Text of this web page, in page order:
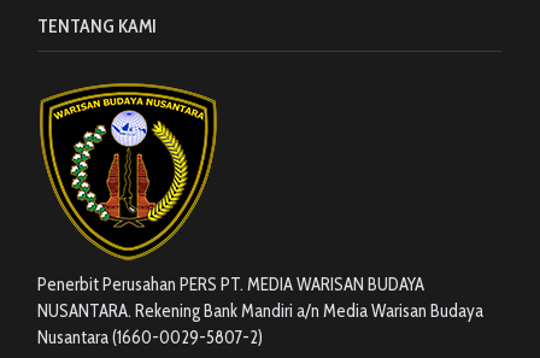
TENTANG KAMI
Penerbit Perusahan PERS PT. MEDIA WARISAN BUDAYA
NUSANTARA. Rekening Bank Mandiri a/n Media Warisan Budaya
Nusantara (1660-0029-5807-2)